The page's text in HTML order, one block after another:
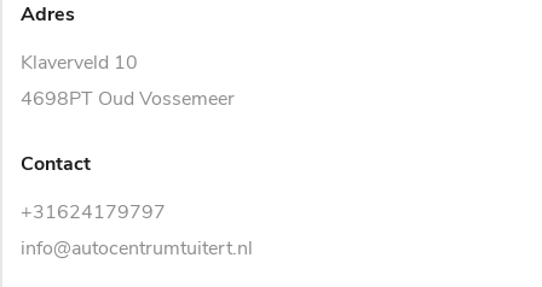
Adres
Klaverveld 10
4698PT Oud Vossemeer
Contact
+31624179797
info@autocentrumtuitert.nl